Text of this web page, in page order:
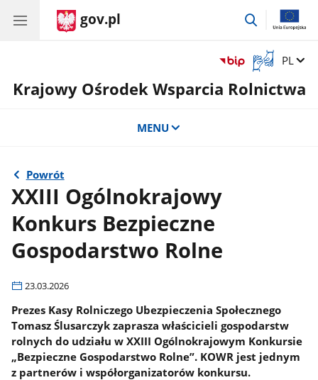
gov.pl
przejdź
Otwórz
okno
z
Zmień
PL
Krajowy Ośrodek Wsparcia Rolnictwa
MENU
Powrót
XXIII Ogólnokrajowy
Konkurs Bezpieczne
Gospodarstwo Rolne
23.03.2026
Prezes Kasy Rolniczego Ubezpieczenia Społecznego
Tomasz Ślusarczyk zaprasza właścicieli gospodarstw
rolnych do udziału w XXIII Ogólnokrajowym Konkursie
„Bezpieczne Gospodarstwo Rolne”. KOWR jest jednym
z partnerów i współorganizatorów konkursu.